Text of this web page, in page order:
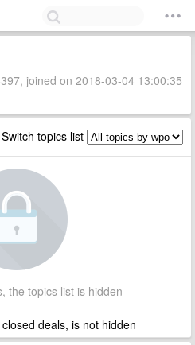
joined on 2018-03-04 13:00:35
Switch topics list
the topics list is hidden
deals, is not hidden